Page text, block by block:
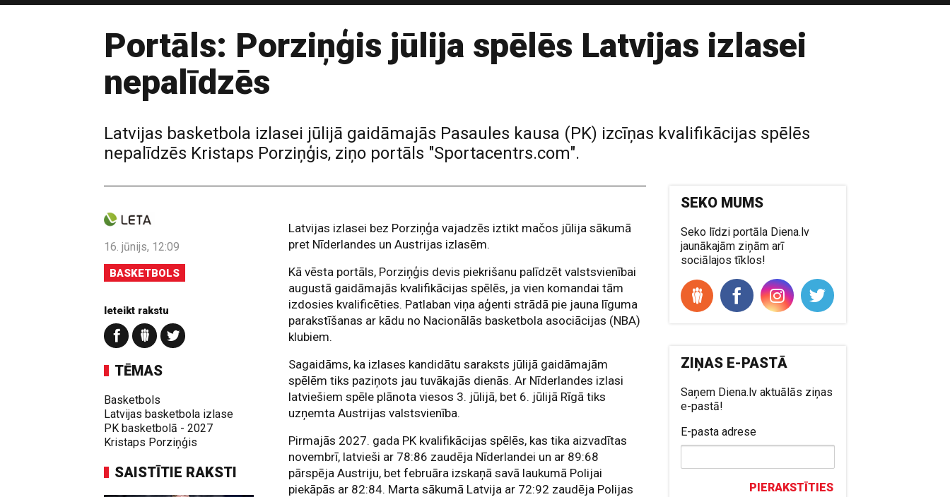
Portāls: Porziņģis jūlija spēlēs Latvijas izlasei
nepalīdzēs
Latvijas basketbola izlasei jūlijā gaidāmajās Pasaules kausa (PK) izcīņas kvalifikācijas spēlēs
nepalīdzēs Kristaps Porziņģis, ziņo portāls "Sportacentrs.com".
16. jūnijs, 12:09
BASKETBOLS
Ieteikt rakstu
TĒMAS
Basketbols
Latvijas basketbola izlase
PK basketbolā - 2027
Kristaps Porziņģis
SAISTĪTIE RAKSTI
Latvijas izlasei bez Porziņģa vajadzēs iztikt mačos jūlija sākumā
pret Nīderlandes un Austrijas izlasēm.
Kā vēsta portāls, Porziņģis devis piekrišanu palīdzēt valstsvienībai
augustā gaidāmajās kvalifikācijas spēlēs, ja vien komandai tām
izdosies kvalificēties. Patlaban viņa aģenti strādā pie jauna līguma
parakstīšanas ar kādu no Nacionālās basketbola asociācijas (NBA)
klubiem.
Sagaidāms, ka izlases kandidātu saraksts jūlijā gaidāmajām
spēlēm tiks paziņots jau tuvākajās dienās. Ar Nīderlandes izlasi
latviešiem spēle plānota viesos 3. jūlijā, bet 6. jūlijā Rīgā tiks
uzņemta Austrijas valstsvienība.
Pirmajās 2027. gada PK kvalifikācijas spēlēs, kas tika aizvadītas
novembrī, latvieši ar 78:86 zaudēja Nīderlandei un ar 89:68
pārspēja Austriju, bet februāra izskaņā savā laukumā Polijai
piekāpās ar 82:84. Marta sākumā Latvija ar 72:92 zaudēja Polijas
SEKO MUMS
Seko līdzi portāla Diena.lv
jaunākajām ziņām arī
sociālajos tīklos!
ZIŅAS E-PASTĀ
Saņem Diena.lv aktuālās ziņas
e-pastā!
E-pasta adrese
PIERAKSTĪTIES